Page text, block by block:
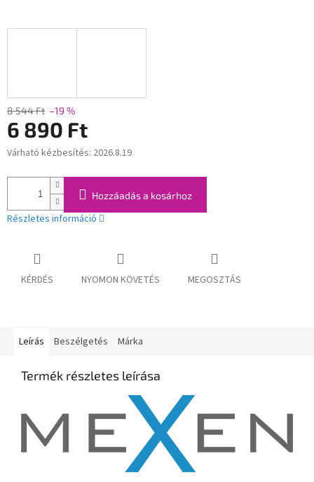
8 544 Ft –19 %
6 890 Ft
Egységár:
Várható kézbesítés: 2026.8.19
Hozzáadás a kosárhoz
Részletes információ
KÉRDÉS NYOMON KÖVETÉS MEGOSZTÁS
Leírás Beszélgetés Márka
Termék részletes leírása